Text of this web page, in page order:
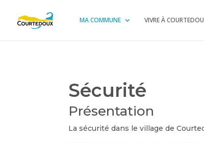
MA COMMUNE VIVRE À
Sécurité
Présentation
La sécurité dans le village de